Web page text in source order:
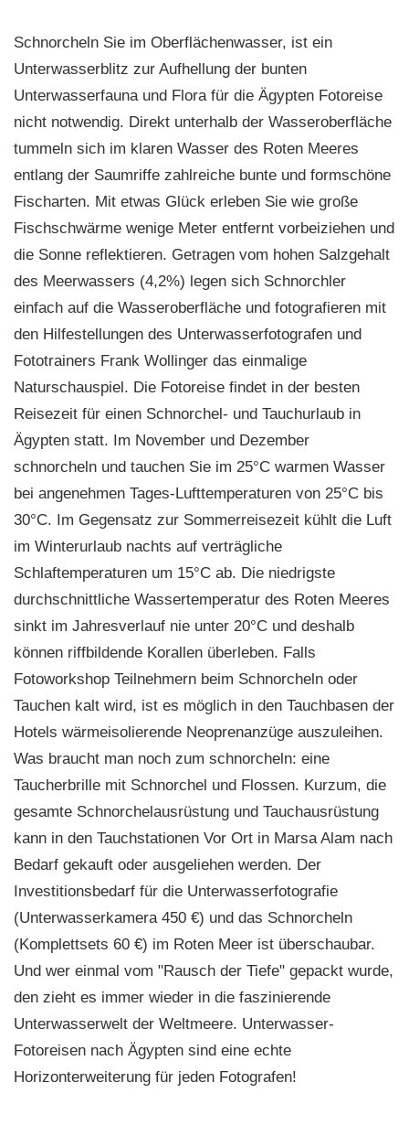
Schnorcheln Sie im Oberflächenwasser, ist ein
Unterwasserblitz zur Aufhellung der bunten
Unterwasserfauna und Flora für die Ägypten Fotoreise
nicht notwendig. Direkt unterhalb der Wasseroberfläche
tummeln sich im klaren Wasser des Roten Meeres
entlang der Saumriffe zahlreiche bunte und formschöne
Fischarten. Mit etwas Glück erleben Sie wie große
Fischschwärme wenige Meter entfernt vorbeiziehen und
die Sonne reflektieren. Getragen vom hohen Salzgehalt
des Meerwassers (4,2%) legen sich Schnorchler
einfach auf die Wasseroberfläche und fotografieren mit
den Hilfestellungen des Unterwasserfotografen und
Fototrainers Frank Wollinger das einmalige
Naturschauspiel. Die Fotoreise findet in der besten
Reisezeit für einen Schnorchel- und Tauchurlaub in
Ägypten statt. Im November und Dezember
schnorcheln und tauchen Sie im 25°C warmen Wasser
bei angenehmen Tages-Lufttemperaturen von 25°C bis
30°C. Im Gegensatz zur Sommerreisezeit kühlt die Luft
im Winterurlaub nachts auf verträgliche
Schlaftemperaturen um 15°C ab. Die niedrigste
durchschnittliche Wassertemperatur des Roten Meeres
sinkt im Jahresverlauf nie unter 20°C und deshalb
können riffbildende Korallen überleben. Falls
Fotoworkshop Teilnehmern beim Schnorcheln oder
Tauchen kalt wird, ist es möglich in den Tauchbasen der
Hotels wärmeisolierende Neoprenanzüge auszuleihen.
Was braucht man noch zum schnorcheln: eine
Taucherbrille mit Schnorchel und Flossen. Kurzum, die
gesamte Schnorchelausrüstung und Tauchausrüstung
kann in den Tauchstationen Vor Ort in Marsa Alam nach
Bedarf gekauft oder ausgeliehen werden. Der
Investitionsbedarf für die Unterwasserfotografie
(Unterwasserkamera 450 €) und das Schnorcheln
(Komplettsets 60 €) im Roten Meer ist überschaubar.
Und wer einmal vom "Rausch der Tiefe" gepackt wurde,
den zieht es immer wieder in die faszinierende
Unterwasserwelt der Weltmeere. Unterwasser-
Fotoreisen nach Ägypten sind eine echte
Horizonterweiterung für jeden Fotografen!